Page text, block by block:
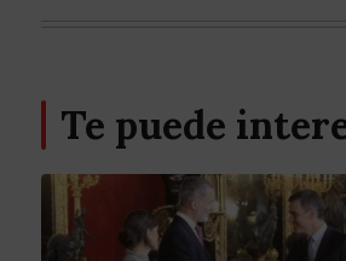
Te puede